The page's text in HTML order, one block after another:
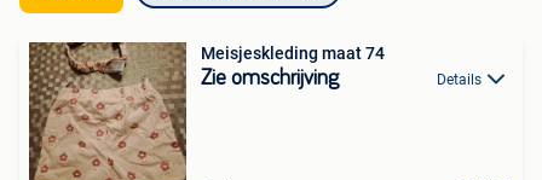
Meisjeskleding maat 74
Zie omschrijving Details